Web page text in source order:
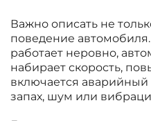
Важно описать не
поведение
работает неровно,
набирает скорость,
включается
запах, шум или